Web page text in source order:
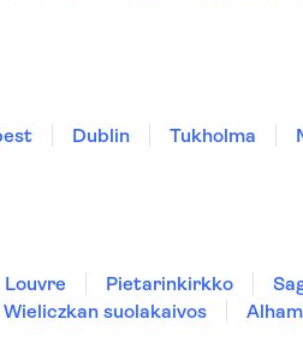
Dublin Tukholma
Louvre Pietarinkirkko
Wieliczkan suolakaivos